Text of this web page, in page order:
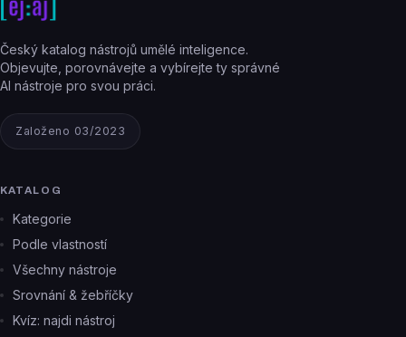
Český katalog nástrojů umělé inteligence.
Objevujte, porovnávejte a vybírejte ty správné
AI nástroje pro svou práci.
Založeno 03/2023
KATALOG
Kategorie
Podle vlastností
Všechny nástroje
Srovnání & žebříčky
Kvíz: najdi nástroj